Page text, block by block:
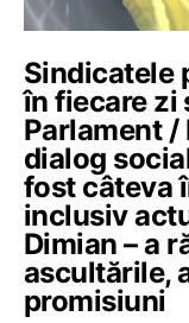
Sindicatele
în fiecare zi
Parlament /
dialog
fost câteva
inclusiv
Dimian – a
ascultările,
promisiuni